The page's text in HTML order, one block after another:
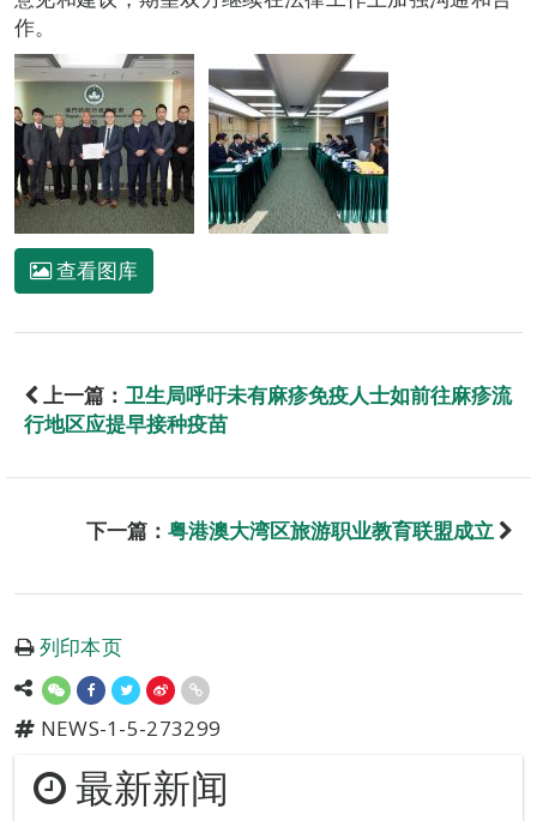
作。
查看图库
上一篇： 卫生局呼吁未有麻疹免疫人士如前往麻疹流
行地区应提早接种疫苗
下一篇： 粤港澳大湾区旅游职业教育联盟成立
列印本页
NEWS-1-5-273299
最新新闻